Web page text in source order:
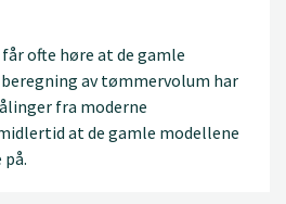
ofte høre at de gamle
av tømmervolum har
fra moderne
at de gamle modellene